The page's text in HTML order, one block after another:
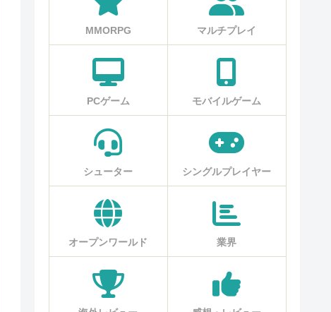
MMORPG マルチプレイ
PCゲーム モバイルゲーム
シューター シングルプレイヤー
オープンワールド 業界